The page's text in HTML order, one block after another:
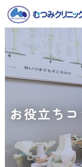
い
つ
で
粗
鬆
お役立ち